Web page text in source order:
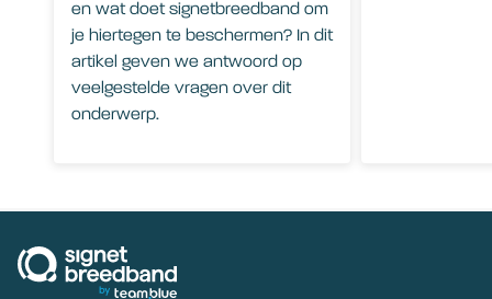
en wat doet signetbreedband om
je hiertegen te beschermen? In dit
artikel geven we antwoord op
veelgestelde vragen over dit
onderwerp.